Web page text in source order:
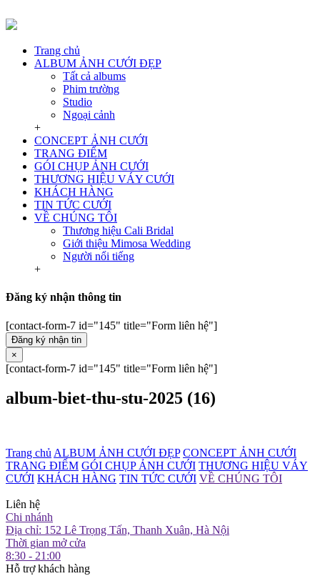
Trang chủ
ALBUM ẢNH CƯỚI ĐẸP
Tất cả albums
Phim trường
Studio
Ngoại cảnh
+
CONCEPT ẢNH CƯỚI
TRANG ĐIỂM
GÓI CHỤP ẢNH CƯỚI
THƯƠNG HIỆU VÁY CƯỚI
KHÁCH HÀNG
TIN TỨC CƯỚI
VỀ CHÚNG TÔI
Thương hiệu Cali Bridal
Giới thiệu Mimosa Wedding
Người nổi tiếng
+
Đăng ký nhận thông tin
[contact-form-7 id="145" title="Form liên hệ"]
Đăng ký nhận tin
×
[contact-form-7 id="145" title="Form liên hệ"]
album-biet-thu-stu-2025 (16)
Trang chủ ALBUM ẢNH CƯỚI ĐẸP CONCEPT ẢNH CƯỚI
TRANG ĐIỂM GÓI CHỤP ẢNH CƯỚI THƯƠNG HIỆU VÁY
CƯỚI KHÁCH HÀNG TIN TỨC CƯỚI VỀ CHÚNG TÔI
Liên hệ
Chi nhánh
Địa chỉ: 152 Lê Trọng Tấn, Thanh Xuân, Hà Nội
Thời gian mở cửa
8:30 - 21:00
Hỗ trợ khách hàng